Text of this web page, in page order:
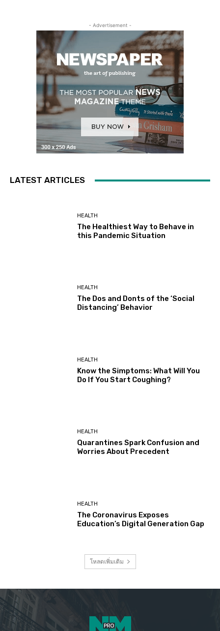
- Advertisement -
LATEST ARTICLES
HEALTH
The Healthiest Way to Behave in
this Pandemic Situation
HEALTH
The Dos and Donts of the ‘Social
Distancing’ Behavior
HEALTH
Know the Simptoms: What Will You
Do If You Start Coughing?
HEALTH
Quarantines Spark Confusion and
Worries About Precedent
HEALTH
The Coronavirus Exposes
Education’s Digital Generation Gap
โหลดเพิ่มเติม